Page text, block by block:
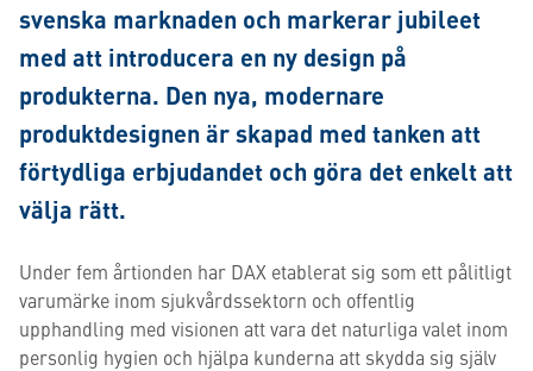
svenska marknaden och markerar jubileet
med att introducera en ny design på
produkterna. Den nya, modernare
produktdesignen är skapad med tanken att
förtydliga erbjudandet och göra det enkelt att
välja rätt.
Under fem årtionden har DAX etablerat sig som ett pålitligt
varumärke inom sjukvårdssektorn och offentlig
upphandling med visionen att vara det naturliga valet inom
personlig hygien och hjälpa kunderna att skydda sig själv